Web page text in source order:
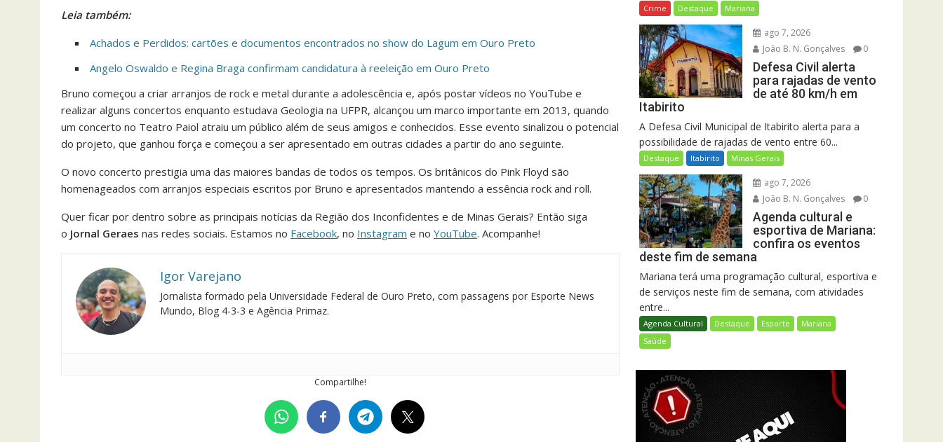
Leia também:
Achados e Perdidos: cartões e documentos encontrados no show do Lagum em Ouro Preto
Angelo Oswaldo e Regina Braga confirmam candidatura à reeleição em Ouro Preto
Bruno começou a criar arranjos de rock e metal durante a adolescência e, após postar vídeos no YouTube e
realizar alguns concertos enquanto estudava Geologia na UFPR, alcançou um marco importante em 2013, quando
um concerto no Teatro Paiol atraiu um público além de seus amigos e conhecidos. Esse evento sinalizou o potencial
do projeto, que ganhou força e começou a ser apresentado em outras cidades a partir do ano seguinte.
O novo concerto prestigia uma das maiores bandas de todos os tempos. Os britânicos do Pink Floyd são
homenageados com arranjos especiais escritos por Bruno e apresentados mantendo a essência rock and roll.
Quer ficar por dentro sobre as principais notícias da Região dos Inconfidentes e de Minas Gerais? Então siga
o Jornal Geraes nas redes sociais. Estamos no Facebook, no Instagram e no YouTube. Acompanhe!
Igor Varejano
Jornalista formado pela Universidade Federal de Ouro Preto, com passagens por Esporte News
Mundo, Blog 4-3-3 e Agência Primaz.
Compartilhe!
Crime Destaque Mariana
ago 7, 2026
João B. N. Gonçalves
0
Defesa Civil alerta
para rajadas de vento
de até 80 km/h em
Itabirito
A Defesa Civil Municipal de Itabirito alerta para a
possibilidade de rajadas de vento entre 60...
Destaque Itabirito Minas Gerais
ago 7, 2026
João B. N. Gonçalves
0
Agenda cultural e
esportiva de Mariana:
confira os eventos
deste fim de semana
Mariana terá uma programação cultural, esportiva e
de serviços neste fim de semana, com atividades
entre...
Agenda Cultural Destaque Esporte
Mariana
Saúde